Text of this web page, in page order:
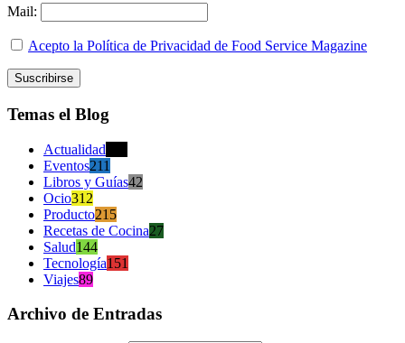
Mail:
Acepto la Política de Privacidad de Food Service Magazine
Temas el Blog
Actualidad
Eventos211
Libros y Guías42
Ocio312
Producto215
Recetas de Cocina27
Salud144
Tecnología151
Viajes89
Archivo de Entradas